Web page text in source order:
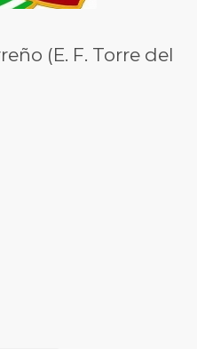
(E. F. Torre del